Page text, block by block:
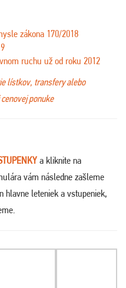
zákona 170/2018
ruchu už od roku 2012
lístkov, transfery alebo
ponuke
a kliknite na
vám následne zašleme
hlavne leteniek a vstupeniek,
.